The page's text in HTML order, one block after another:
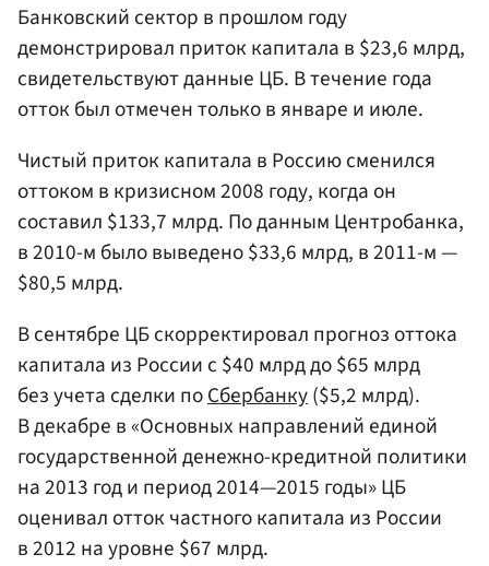
Банковский сектор в прошлом году
демонстрировал приток капитала в $23,6 млрд,
свидетельствуют данные ЦБ. В течение года
отток был отмечен только в январе и июле.
Чистый приток капитала в Россию сменился
оттоком в кризисном 2008 году, когда он
составил $133,7 млрд. По данным Центробанка,
в 2010-м было выведено $33,6 млрд, в 2011-м —
$80,5 млрд.
В сентябре ЦБ скорректировал прогноз оттока
капитала из России с $40 млрд до $65 млрд
без учета сделки поСбербанку($5,2 млрд).
В декабре в «Основных направлений единой
государственной денежно-кредитной политики
на 2013 год и период 2014—2015 годы» ЦБ
оценивал отток частного капитала из России
в 2012 на уровне $67 млрд.